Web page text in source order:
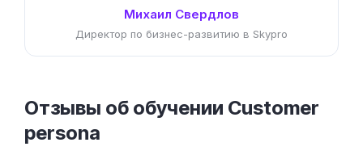
Михаил Свердлов
Директор по бизнес-развитию в Skypro
Отзывы об обучении Customer
persona